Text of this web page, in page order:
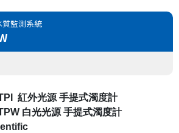
質監測系統
紅外光源 手提式濁度計
白光光源 手提式濁度計